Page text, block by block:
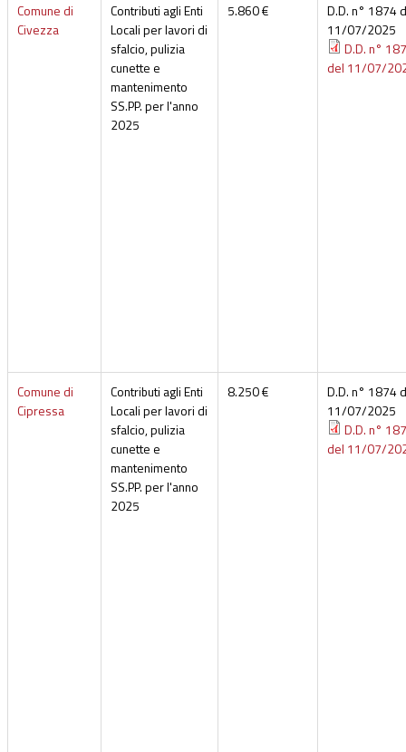
Comune di
Civezza
Contributi agli Enti
Locali per lavori di
sfalcio, pulizia
cunette e
mantenimento
SS.PP. per l'anno
2025
5.860 €
D.D. n° 1874
11/07/2025
D.D. n°
del 11/07/
Comune di
Cipressa
Contributi agli Enti
Locali per lavori di
sfalcio, pulizia
cunette e
mantenimento
SS.PP. per l'anno
2025
8.250 €
D.D. n° 1874
11/07/2025
D.D. n°
del 11/07/